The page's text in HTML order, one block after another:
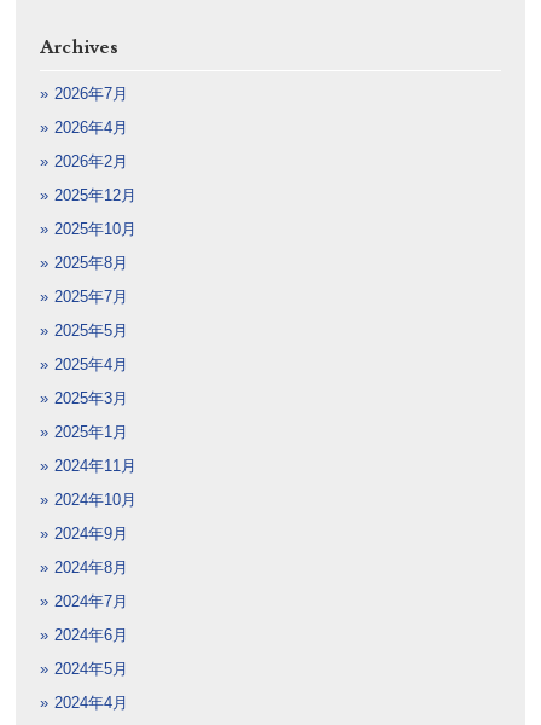
Archives
2026年7月
2026年4月
2026年2月
2025年12月
2025年10月
2025年8月
2025年7月
2025年5月
2025年4月
2025年3月
2025年1月
2024年11月
2024年10月
2024年9月
2024年8月
2024年7月
2024年6月
2024年5月
2024年4月